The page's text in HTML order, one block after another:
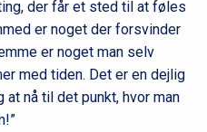
der får et sted til at føles
er noget der forsvinder
er noget man selv
med tiden. Det er en dejlig
nå til det punkt, hvor man